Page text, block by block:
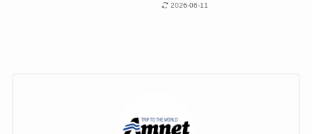
2026-06-11